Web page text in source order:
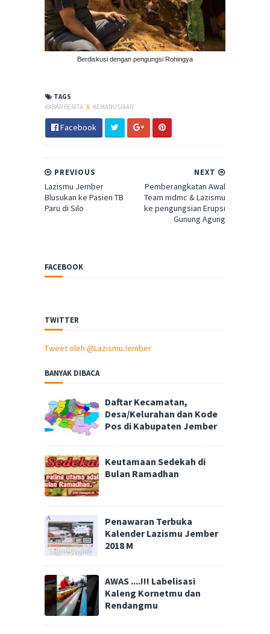
Berdiskusi dengan pengungsi Rohingya
TAGS
KABAR BERITA X KEMANUSIAAN
Facebook
NEXT
Pemberangkatan Awal
Team mdmc & Lazismu
ke pengungsian Erupsi
Gunung Agung
PREVIOUS
Lazismu Jember
Blusukan ke Pasien TB
Paru di Silo
FACEBOOK
TWITTER
Tweet oleh @LazismuJember
BANYAK DIBACA
Daftar Kecamatan,
Desa/Kelurahan dan Kode
Pos di Kabupaten Jember
Keutamaan Sedekah di
Bulan Ramadhan
Penawaran Terbuka
Kalender Lazismu Jember
2018 M
AWAS ....!!! Labelisasi
Kaleng Kornetmu dan
Rendangmu